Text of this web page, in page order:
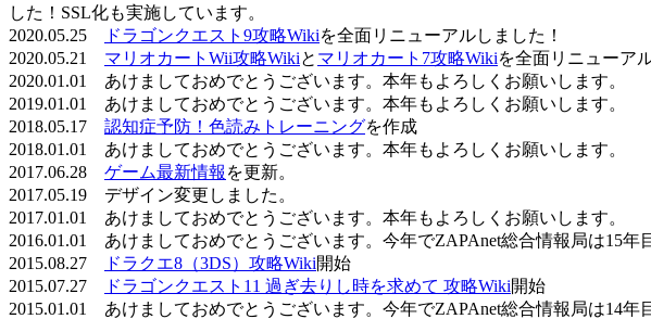
した！SSL化も実施しています。
2020.05.25
ドラゴンクエスト9攻略Wikiを全面リニューアルしました！
2020.05.21 マリオカートWii攻略Wikiと マリオカート7攻略Wikiを全面リニューア
2020.01.01 あけましておめでとうございます。本年もよろしくお願いします。
2019.01.01 あけましておめでとうございます。本年もよろしくお願いします。
2018.05.17 認知症予防！色読みトレーニングを作成
2018.01.01 あけましておめでとうございます。本年もよろしくお願いします。
2017.06.28 ゲーム最新情報 を更新。
2017.05.19 デザイン変更しました。
2017.01.01 あけましておめでとうございます。本年もよろしくお願いします。
2016.01.01 あけましておめでとうございます。今年でZAPAnet総合情報局は15年
2015.08.27
ドラクエ8（3DS）攻略Wiki開始
2015.07.27
ドラゴンクエスト11 過ぎ去りし時を求めて 攻略Wiki開始
2015.01.01 あけましておめでとうございます。今年でZAPAnet総合情報局は14年